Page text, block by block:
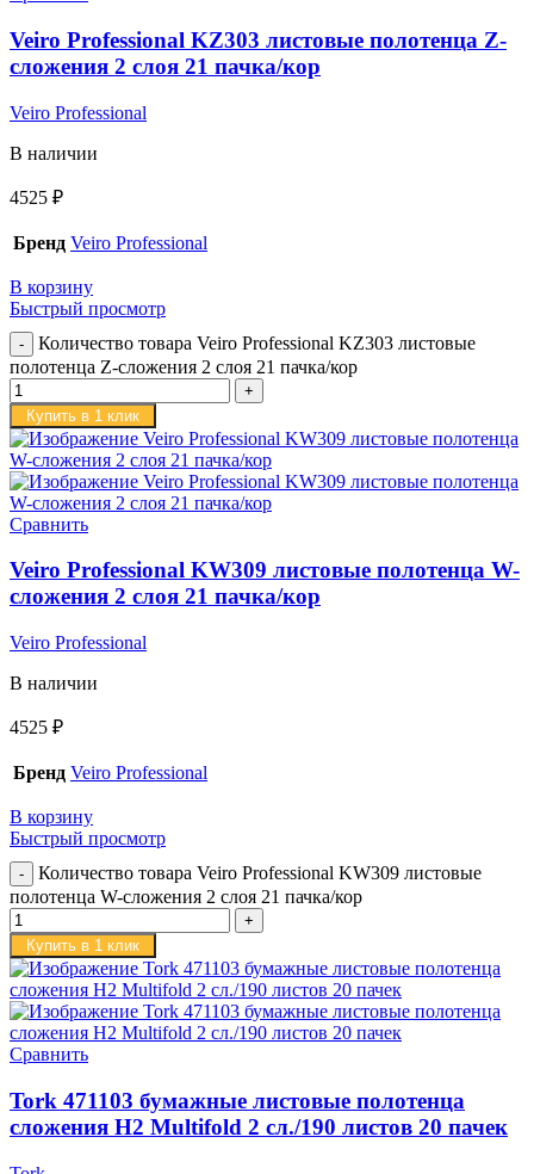
Veiro Professional KZ303 листовые полотенца Z-
сложения 2 слоя 21 пачка/кор
Veiro Professional
В наличии
4525 ₽
Бренд Veiro Professional
В корзину
Быстрый просмотр
Количество товара Veiro Professional KZ303 листовые
полотенца Z-сложения 2 слоя 21 пачка/кор
Купить в 1 клик
Сравнить
Veiro Professional KW309 листовые полотенца W-
сложения 2 слоя 21 пачка/кор
Veiro Professional
В наличии
4525 ₽
Бренд Veiro Professional
В корзину
Быстрый просмотр
Количество товара Veiro Professional KW309 листовые
полотенца W-сложения 2 слоя 21 пачка/кор
Купить в 1 клик
Сравнить
Tork 471103 бумажные листовые полотенца
сложения H2 Multifold 2 сл./190 листов 20 пачек